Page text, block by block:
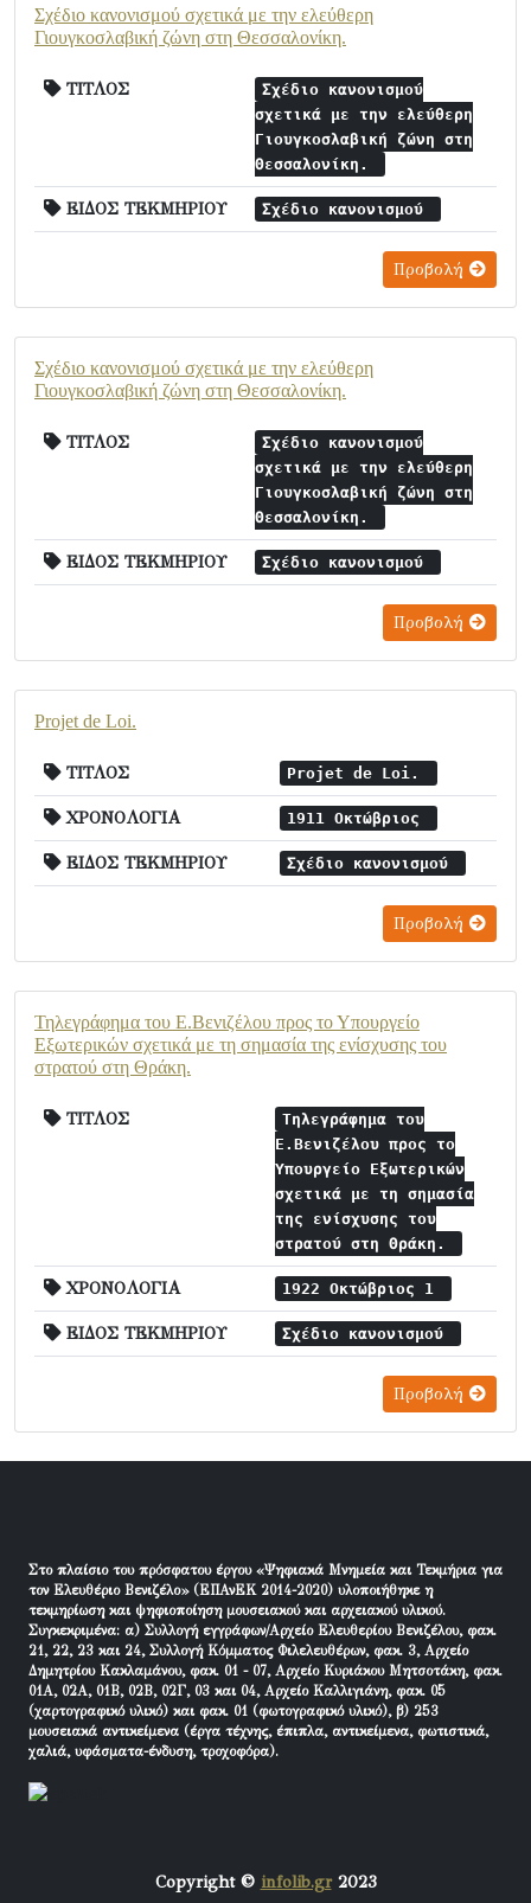
Σχέδιο κανονισμού σχετικά με την ελεύθερη
Γιουγκοσλαβική ζώνη στη Θεσσαλονίκη.
ΤΙΤΛΟΣ
Σχέδιο κανονισμού
σχετικά με την ελεύθερη
Γιουγκοσλαβική ζώνη στη
Θεσσαλονίκη.
ΕΙΔΟΣ ΤΕΚΜΗΡΙΟΥ Σχέδιο κανονισμού
Προβολή
Σχέδιο κανονισμού σχετικά με την ελεύθερη
Γιουγκοσλαβική ζώνη στη Θεσσαλονίκη.
ΤΙΤΛΟΣ
Σχέδιο κανονισμού
σχετικά με την ελεύθερη
Γιουγκοσλαβική ζώνη στη
Θεσσαλονίκη.
ΕΙΔΟΣ ΤΕΚΜΗΡΙΟΥ Σχέδιο κανονισμού
Προβολή
Projet de Loi.
ΤΙΤΛΟΣ Projet de Loi.
ΧΡΟΝΟΛΟΓΙΑ 1911 Οκτώβριος
ΕΙΔΟΣ ΤΕΚΜΗΡΙΟΥ Σχέδιο κανονισμού
Προβολή
Τηλεγράφημα του Ε.Βενιζέλου προς το Υπουργείο
Εξωτερικών σχετικά με τη σημασία της ενίσχυσης του
στρατού στη Θράκη.
ΤΙΤΛΟΣ
Τηλεγράφημα του
Ε.Βενιζέλου προς το
Υπουργείο Εξωτερικών
σχετικά με τη σημασία
της ενίσχυσης του
στρατού στη Θράκη.
ΧΡΟΝΟΛΟΓΙΑ 1922 Οκτώβριος 1
ΕΙΔΟΣ ΤΕΚΜΗΡΙΟΥ Σχέδιο κανονισμού
Προβολή
Στο πλαίσιο του πρόσφατου έργου «Ψηφιακά Μνημεία και Τεκμήρια για
τον Ελευθέριο Βενιζέλο» (ΕΠΑνΕΚ 2014-2020) υλοποιήθηκε η
τεκμηρίωση και ψηφιοποίηση μουσειακού και αρχειακού υλικού.
Συγκεκριμένα: α) Συλλογή εγγράφων/Αρχείο Ελευθερίου Βενιζέλου, φακ.
21, 22, 23 και 24, Συλλογή Κόμματος Φιλελευθέρων, φακ. 3, Αρχείο
Δημητρίου Κακλαμάνου, φακ. 01 - 07, Αρχείο Κυριάκου Μητσοτάκη, φακ.
01Α, 02Α, 01Β, 02Β, 02Γ, 03 και 04, Αρχείο Καλλιγιάνη, φακ. 05
(χαρτογραφικό υλικό) και φακ. 01 (φωτογραφικό υλικό), β) 253
μουσειακά αντικείμενα (έργα τέχνης, έπιπλα, αντικείμενα, φωτιστικά,
χαλιά, υφάσματα-ένδυση, τροχοφόρα).
Copyright © infolib.gr2023